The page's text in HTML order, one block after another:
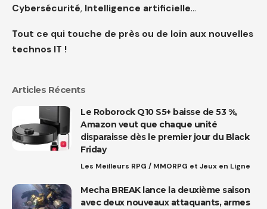
Cybersécurité, Intelligence artificielle…
Tout ce qui touche de près ou de loin aux nouvelles
technos IT !
Articles Récents
Le Roborock Q10 S5+ baisse de 53 %,
Amazon veut que chaque unité
disparaisse dès le premier jour du Black
Friday
Les Meilleurs RPG / MMORPG et Jeux en Ligne
Mecha BREAK lance la deuxième saison
avec deux nouveaux attaquants, armes